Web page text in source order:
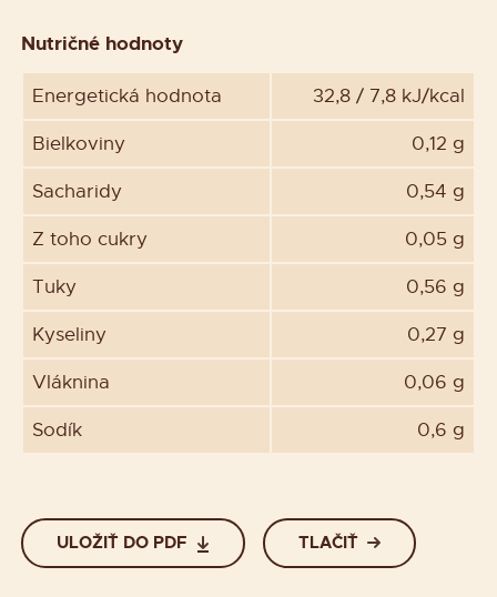
Nutričné hodnoty
Energetická hodnota 32,8 / 7,8 kJ/kcal
Bielkoviny 0,12 g
Sacharidy 0,54 g
Z toho cukry 0,05 g
Tuky 0,56 g
Kyseliny 0,27 g
Vláknina 0,06 g
Sodík 0,6 g
ULOŽIŤ DO PDF TLAČIŤ